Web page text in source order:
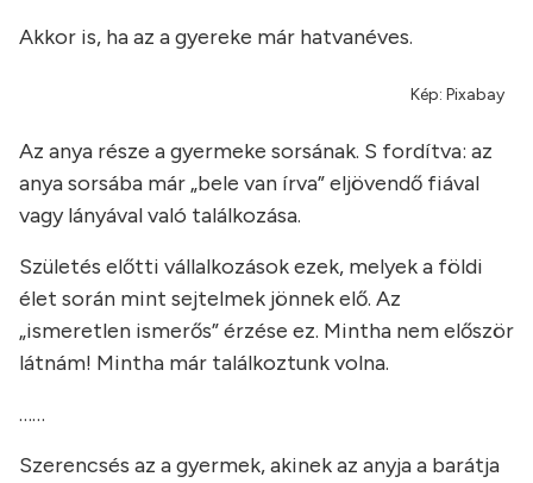
Akkor is, ha az a gyereke már hatvanéves.
Kép: Pixabay
Az anya része a gyermeke sorsának. S fordítva: az
anya sorsába már „bele van írva” eljövendő fiával
vagy lányával való találkozása.
Születés előtti vállalkozások ezek, melyek a földi
élet során mint sejtelmek jönnek elő. Az
„ismeretlen ismerős” érzése ez. Mintha nem először
látnám! Mintha már találkoztunk volna.
……
Szerencsés az a gyermek, akinek az anyja a barátja